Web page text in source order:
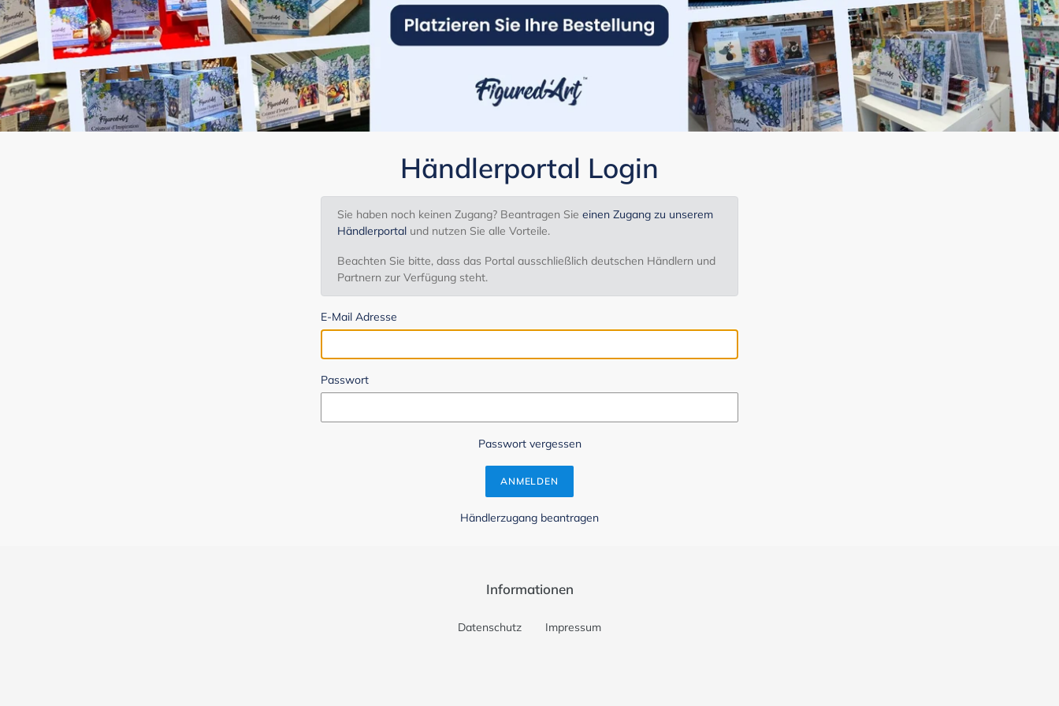
Händlerportal Login
Sie haben noch keinen Zugang? Beantragen Sie einen Zugang zu unserem
Händlerportal und nutzen Sie alle Vorteile.
Beachten Sie bitte, dass das Portal ausschließlich deutschen Händlern und
Partnern zur Verfügung steht.
E-Mail Adresse
Passwort
Passwort vergessen
Händlerzugang beantragen
Informationen
Datenschutz Impressum